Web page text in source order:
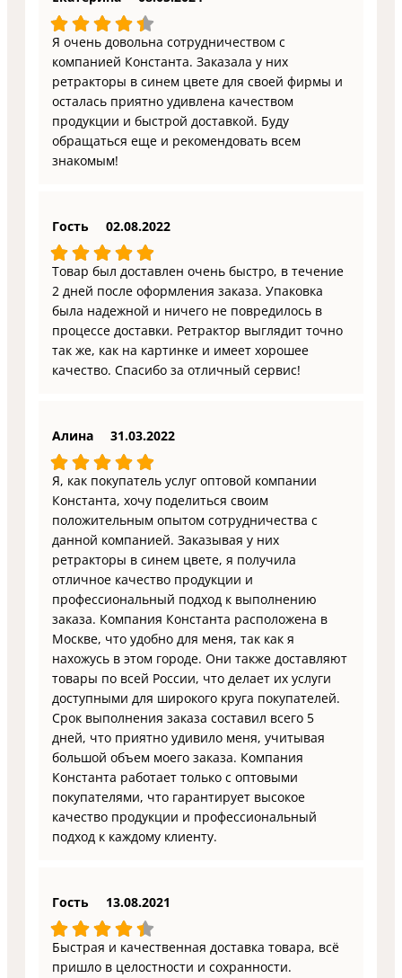
Я очень довольна сотрудничеством с
компанией Константа. Заказала у них
ретракторы в синем цвете для своей фирмы и
осталась приятно удивлена качеством
продукции и быстрой доставкой. Буду
обращаться еще и рекомендовать всем
знакомым!
Гость 02.08.2022
Товар был доставлен очень быстро, в течение
2 дней после оформления заказа. Упаковка
была надежной и ничего не повредилось в
процессе доставки. Ретрактор выглядит точно
так же, как на картинке и имеет хорошее
качество. Спасибо за отличный сервис!
Алина 31.03.2022
Я, как покупатель услуг оптовой компании
Константа, хочу поделиться своим
положительным опытом сотрудничества с
данной компанией. Заказывая у них
ретракторы в синем цвете, я получила
отличное качество продукции и
профессиональный подход к выполнению
заказа. Компания Константа расположена в
Москве, что удобно для меня, так как я
нахожусь в этом городе. Они также доставляют
товары по всей России, что делает их услуги
доступными для широкого круга покупателей.
Срок выполнения заказа составил всего 5
дней, что приятно удивило меня, учитывая
большой объем моего заказа. Компания
Константа работает только с оптовыми
покупателями, что гарантирует высокое
качество продукции и профессиональный
подход к каждому клиенту.
Гость 13.08.2021
Быстрая и качественная доставка товара, всё
пришло в целостности и сохранности.